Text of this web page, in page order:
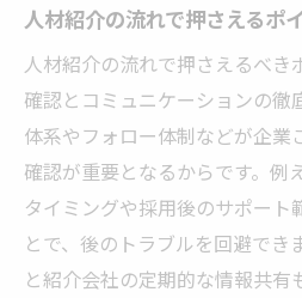
人材紹介の流れで押さえるポ
人材紹介の流れで押さえるべき
確認とコミュニケーションの徹
体系やフォロー体制などが企業
確認が重要となるからです。例
タイミングや採用後のサポート
とで、後のトラブルを回避でき
と紹介会社の定期的な情報共有